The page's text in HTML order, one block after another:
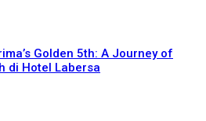
Golden 5th: A Journey of
di Hotel Labersa